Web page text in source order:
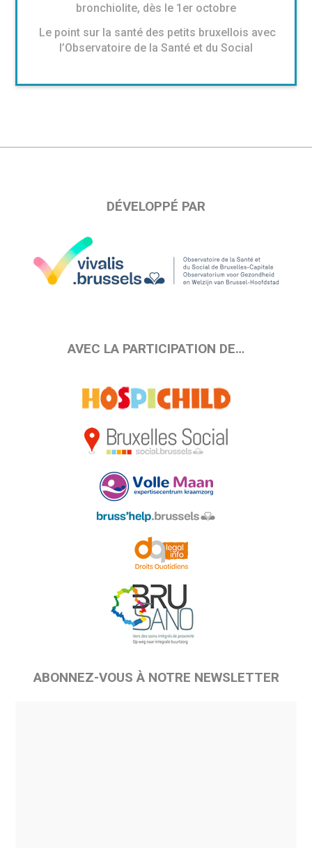
bronchiolite, dès le 1er octobre
Le point sur la santé des petits bruxellois avec
l’Observatoire de la Santé et du Social
DÉVELOPPÉ PAR
AVEC LA PARTICIPATION DE…
ABONNEZ-VOUS À NOTRE NEWSLETTER